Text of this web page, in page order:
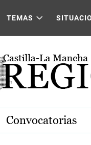
TEMAS
Convocatorias